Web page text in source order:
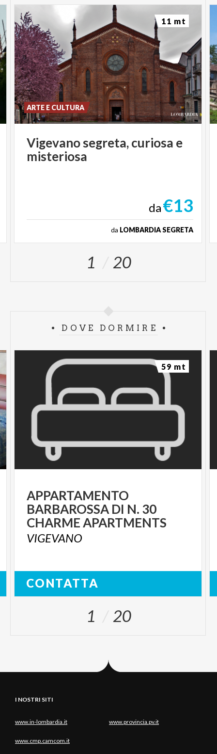
Vigevanosegreta,curiosa e
misteriosa
ARTE E CULTURA
da€13
da LOMBARDIA SEGRETA
11 mt
1 20
DOVE DORMIRE
APPARTAMENTO
BARBAROSSA DI N. 30
CHARME APARTMENTS
VIGEVANO
CONTATTA
59 mt
1 20
I NOSTRI SITI
www.in-lombardia.it www.provincia.pv.it
www.cmp.camcom.it